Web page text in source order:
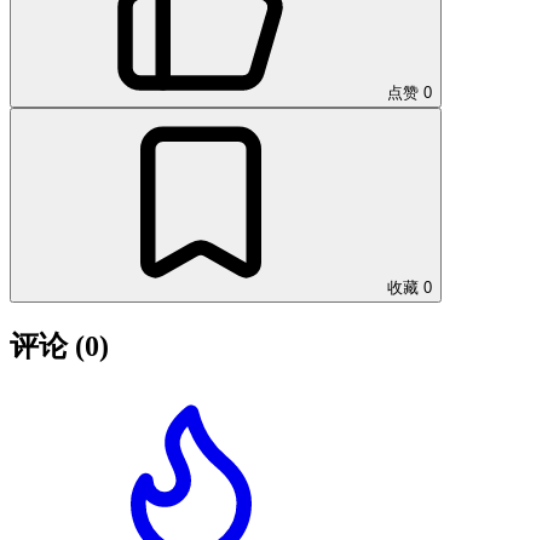
点赞 0
收藏 0
评论 (0)